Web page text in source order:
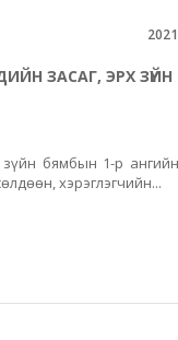
ЗАСАГ, ЭРХ ЗҮЙН
бямбын 1-р
хэрэглэгчийн...